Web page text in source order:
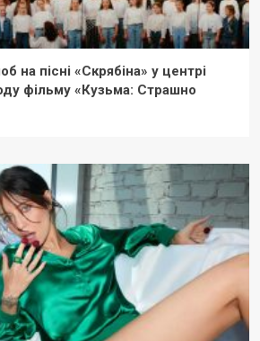
на пісні «Скрябіна» у центрі
фільму «Кузьма: Страшно